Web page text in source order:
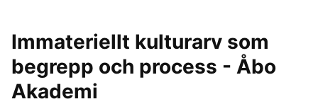
Immateriellt kulturarv som
begrepp och process - Åbo
Akademi